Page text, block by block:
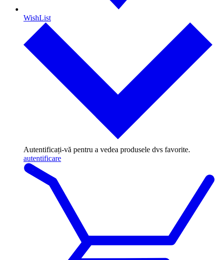
WishList
Autentificați-vă pentru a vedea produsele dvs favorite.
autentificare